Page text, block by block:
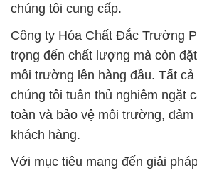
chúng tôi cung cấp.
Công ty Hóa Chất Đắc Trường
trọng đến chất lượng mà còn
môi trường lên hàng đầu. Tất
chúng tôi tuân thủ nghiêm ngặt
toàn và bảo vệ môi trường,
khách hàng.
Với mục tiêu mang đến giải